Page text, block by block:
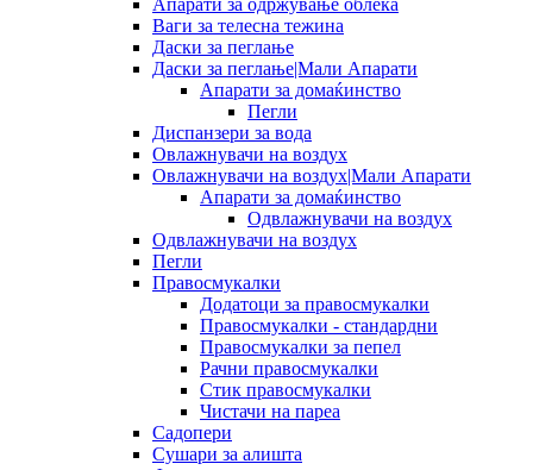
Ваги за телесна тежина
Даски за пеглање
Даски за пеглање|Мали Апарати
Апарати за домаќинство
Пегли
Диспанзери за вода
Овлажнувачи на воздух
Овлажнувачи на воздух|Мали Апарати
Апарати за домаќинство
Одвлажнувачи на воздух
Одвлажнувачи на воздух
Пегли
Правосмукалки
Додатоци за правосмукалки
Правосмукалки - стандардни
Правосмукалки за пепел
Рачни правосмукалки
Стик правосмукалки
Чистачи на пареа
Садопери
Сушари за алишта